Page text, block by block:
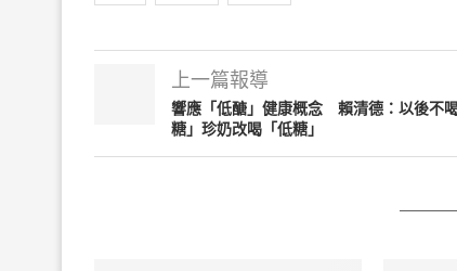
上一篇報導
響應「低醣」健康概念 賴清德：以後不
糖」珍奶改喝「低糖」